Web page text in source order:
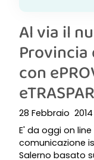
Al via il
con
28 Febbraio 2014
E' da oggi on
comunicazione
Salerno basato